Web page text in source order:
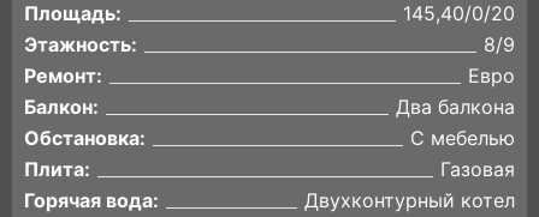
Площадь:
145,40/0/20
Этажность:
8/9
Ремонт:
Евро
Балкон:
Два балкона
Обстановка:
С мебелью
Плита:
Газовая
Горячая вода:
Двухконтурный котел